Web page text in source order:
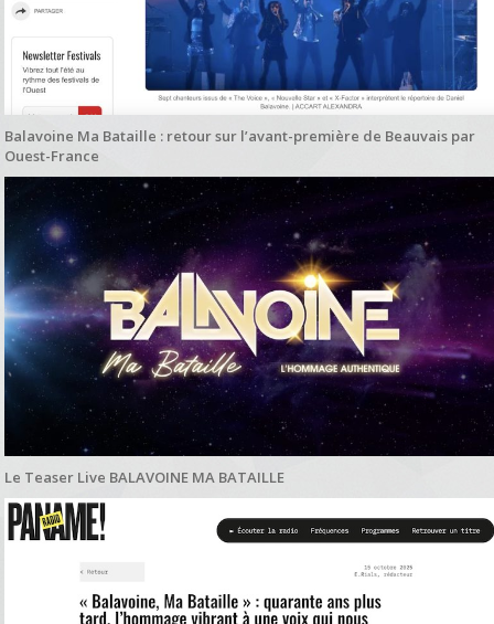
Balavoine Ma Bataille : retour sur l’avant-première de Beauvais par
Ouest-France
Le Teaser Live BALAVOINE MA BATAILLE